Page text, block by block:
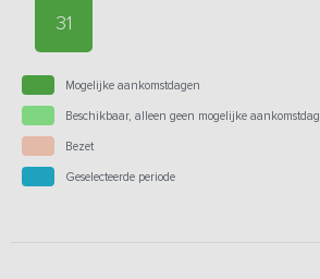
31
Mogelijke aankomstdagen
Beschikbaar, alleen geen mogelijke aankomstdag
Bezet
Geselecteerde periode